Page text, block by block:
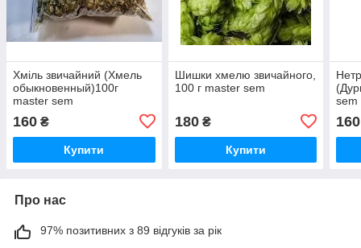
Хміль звичайний (Хмель
обыкновенный)100г
master sem
160 ₴
Купити
Шишки хмелю звичайного,
100 г master sem
180₴
Купити
sem
160
Про нас
97% позитивних з 89 відгуків за рік